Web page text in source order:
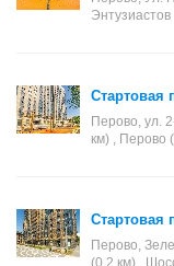
Стартовая
Перово, ул.
км) , Перово
Стартовая
Перово,
(0.2 км) ,